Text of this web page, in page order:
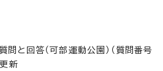
回答（可部運動公園）（質問番号
新